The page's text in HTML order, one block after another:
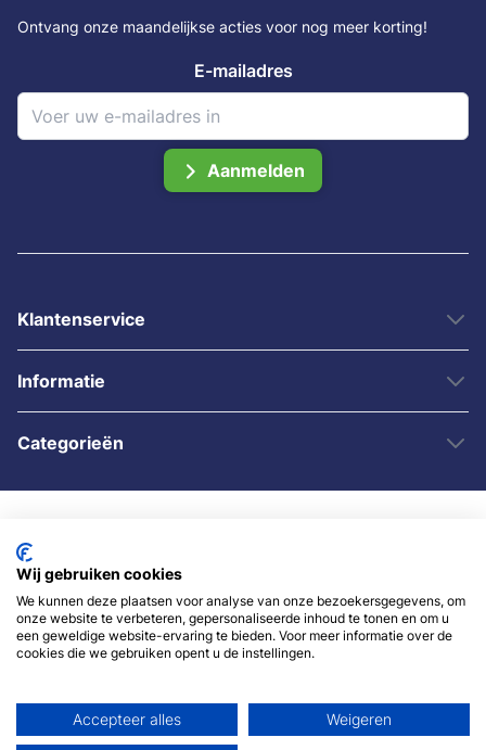
Ontvang onze maandelijkse acties voor nog meer korting!
E-mailadres
Aanmelden
Klantenservice
Informatie
Categorieën
© 2007 - 2026 - Sybshop.nl
Wij gebruiken cookies
We kunnen deze plaatsen voor analyse van onze bezoekersgegevens, om
onze website te verbeteren, gepersonaliseerde inhoud te tonen en om u
een geweldige website-ervaring te bieden. Voor meer informatie over de
cookies die we gebruiken opent u de instellingen.
Accepteer alles Weigeren